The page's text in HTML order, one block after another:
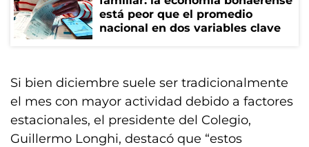
está peor que el promedio
nacional en dos variables clave
Si bien diciembre suele ser tradicionalmente
el mes con mayor actividad debido a factores
estacionales, el presidente del Colegio,
Guillermo Longhi, destacó que “estos